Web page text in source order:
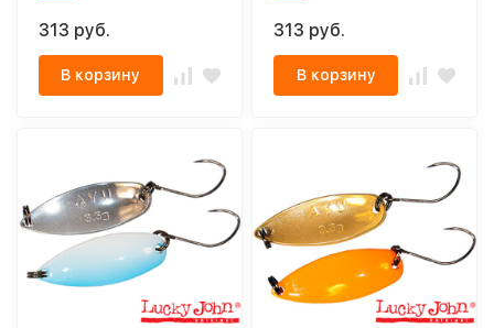
313 руб.
В корзину
313 руб.
В корзину